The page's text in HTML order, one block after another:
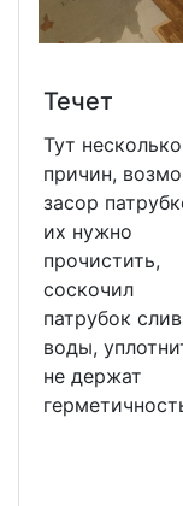
Течет
Тут несколько
причин,
засор
их нужно
прочистить,
соскочил
патрубок
воды,
не держат